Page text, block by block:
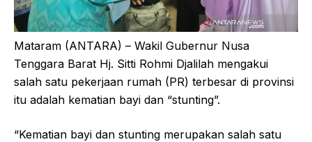
Mataram (ANTARA) – Wakil Gubernur Nusa
Tenggara Barat Hj. Sitti Rohmi Djalilah mengakui
salah satu pekerjaan rumah (PR) terbesar di provinsi
itu adalah kematian bayi dan “stunting”.
“Kematian bayi dan stunting merupakan salah satu